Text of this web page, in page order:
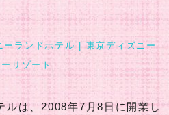
ーランドホテル | 東京ディズニー
リゾート
ルは、2008年7月8日に開業し